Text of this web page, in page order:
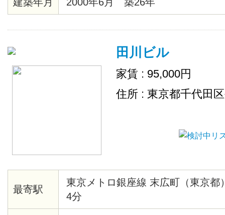
ます
田川ビル
家賃 : 95,000円
住所 : 東京都千代田
最寄駅
東京メトロ銀座線 末広町（東京
4分